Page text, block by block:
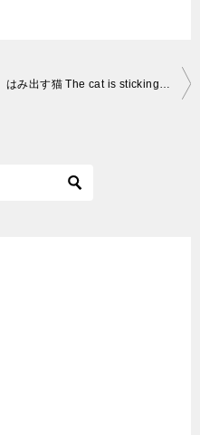
はみ出す猫 The cat is sticking out #Shorts